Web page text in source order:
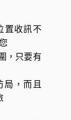
收訊不
只要有
，而且